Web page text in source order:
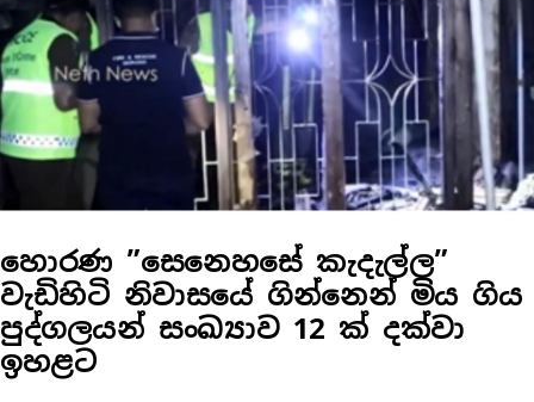
හොරණ ”සෙනෙහසේ කැදැල්ල”
වැඩිහිටි නිවාසයේ ගින්නෙන් මිය ගිය
පුද්ගලයන් සංඛ්‍යාව 12 ක් දක්වා
ඉහළට